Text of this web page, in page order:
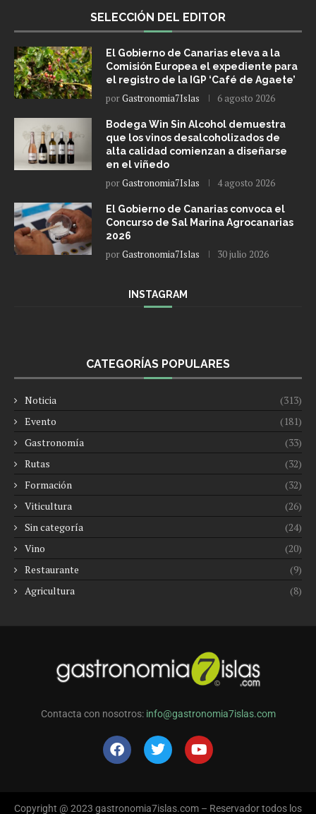
SELECCIÓN DEL EDITOR
El Gobierno de Canarias eleva a la
Comisión Europea el expediente para
el registro de la IGP ‘Café de Agaete’
porGastronomia7Islas 6 agosto 2026
Bodega Win Sin Alcohol demuestra
que los vinos desalcoholizados de
alta calidad comienzan a diseñarse
en el viñedo
porGastronomia7Islas 4 agosto 2026
El Gobierno de Canarias convoca el
Concurso de Sal Marina Agrocanarias
2026
porGastronomia7Islas 30 julio 2026
INSTAGRAM
CATEGORÍAS POPULARES
Noticia
(313)
Evento
(181)
Gastronomía
(33)
Rutas
(32)
Formación
(32)
Viticultura
(26)
Sin categoría
(24)
Vino
(20)
Restaurante
(9)
Agricultura
(8)
Contacta con nosotros: info@gastronomia7islas.com
Copyright @ 2023 gastronomia7islas.com – Reservador todos los